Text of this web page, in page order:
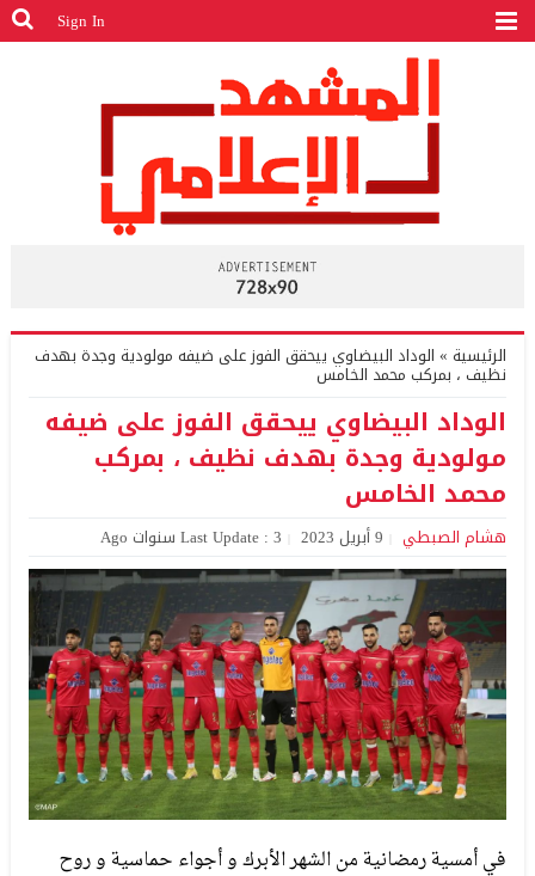
Sign In
الرئيسية » الوداد البيضاوي ييحقق الفوز على ضيفه مولودية وجدة بهدف
نظيف ، بمركب محمد الخامس
الوداد البيضاوي ييحقق الفوز على ضيفه
مولودية وجدة بهدف نظيف ، بمركب
محمد الخامس
هشام الصبطي 9 أبريل 2023 Last Update : 3 سنوات Ago
في أمسية رمضانية من الشهر الأبرك و أجواء حماسية و روح